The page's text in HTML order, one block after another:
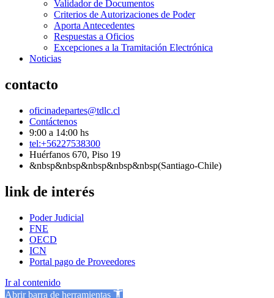
Validador de Documentos
Criterios de Autorizaciones de Poder
Aporta Antecedentes
Respuestas a Oficios
Excepciones a la Tramitación Electrónica
Noticias
contacto
oficinadepartes@tdlc.cl
Contáctenos
9:00 a 14:00 hs
tel:+56227538300
Huérfanos 670, Piso 19
&nbsp&nbsp&nbsp&nbsp&nbsp(Santiago-Chile)
link de interés
Poder Judicial
FNE
OECD
ICN
Portal pago de Proveedores
Ir al contenido
Abrir barra de herramientas